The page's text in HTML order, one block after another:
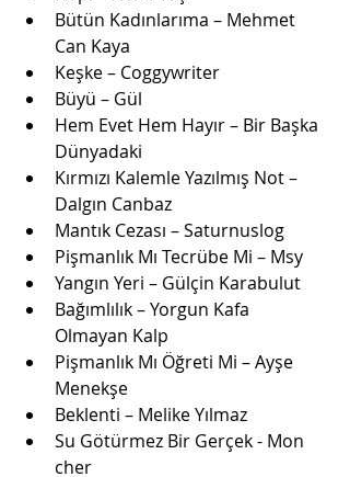
Bütün Kadınlarıma – Mehmet
Can Kaya
Keşke – Coggywriter
Büyü – Gül
Hem Evet Hem Hayır – Bir Başka
Dünyadaki
Kırmızı Kalemle Yazılmış Not –
Dalgın Canbaz
Mantık Cezası – Saturnuslog
Pişmanlık Mı Tecrübe Mi – Msy
Yangın Yeri – Gülçin Karabulut
Bağımlılık – Yorgun Kafa
Olmayan Kalp
Pişmanlık Mı Öğreti Mi – Ayşe
Menekşe
Beklenti – Melike Yılmaz
Su Götürmez Bir Gerçek - Mon
cher